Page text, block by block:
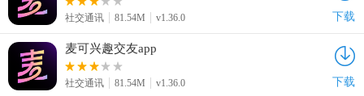
社交通讯 81.54M v1.36.0 下载
麦可兴趣交友app
社交通讯 81.54M v1.36.0 下载